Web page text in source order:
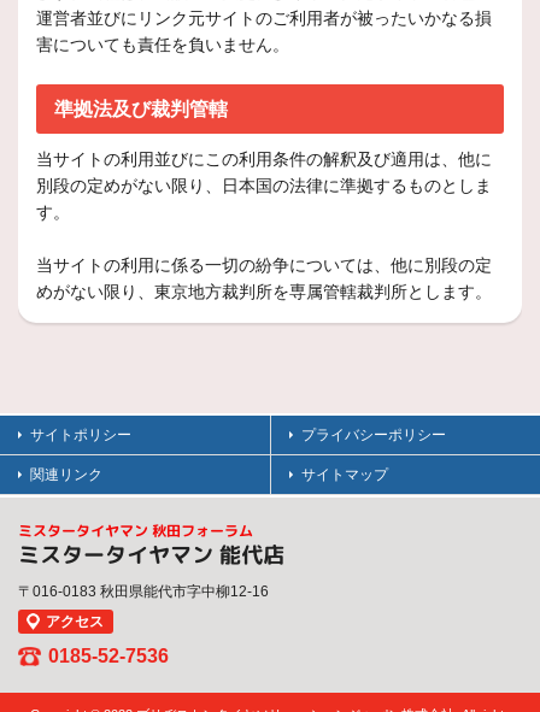
運営者並びにリンク元サイトのご利用者が被ったいかなる損
害についても責任を負いません。
準拠法及び裁判管轄
当サイトの利用並びにこの利用条件の解釈及び適用は、他に
別段の定めがない限り、日本国の法律に準拠するものとしま
す。
当サイトの利用に係る一切の紛争については、他に別段の定
めがない限り、東京地方裁判所を専属管轄裁判所とします。
サイトポリシー プライバシーポリシー
関連リンク サイトマップ
ミスタータイヤマン 秋田フォーラム
ミスタータイヤマン 能代店
〒016-0183 秋田県能代市字中柳12-16
アクセス
0185-52-7536